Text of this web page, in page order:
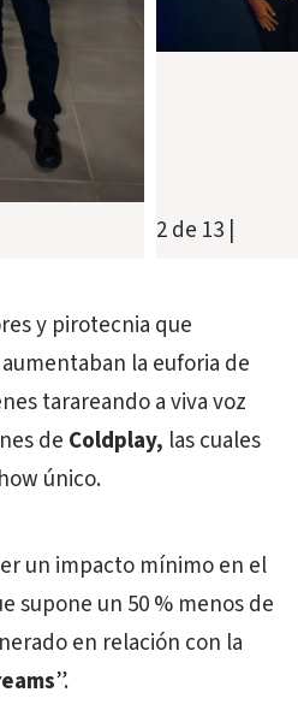
2 de 13 |
y pirotecnia que
la euforia de
tarareando a viva voz
de Coldplay, las cuales
único.
un impacto mínimo en el
supone un 50 % menos de
en relación con la
”.